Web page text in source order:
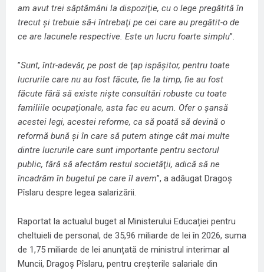
am avut trei săptămâni la dispoziţie, cu o lege pregătită în
trecut şi trebuie să-i întrebaţi pe cei care au pregătit-o de
ce are lacunele respective. Este un lucru foarte simplu”.
”Sunt, într-adevăr, pe post de ţap ispăşitor, pentru toate
lucrurile care nu au fost făcute, fie la timp, fie au fost
făcute fără să existe nişte consultări robuste cu toate
familiile ocupaţionale, asta fac eu acum. Ofer o şansă
acestei legi, acestei reforme, ca să poată să devină o
reformă bună şi în care să putem atinge cât mai multe
dintre lucrurile care sunt importante pentru sectorul
public, fără să afectăm restul societăţii, adică să ne
încadrăm în bugetul pe care îl avem”, a adăugat Dragoş
Pîslaru despre legea salarizării.
Raportat la actualul buget al Ministerului Educației pentru
cheltuieli de personal, de 35,96 miliarde de lei în 2026, suma
de 1,75 miliarde de lei anunțată de ministrul interimar al
Muncii, Dragoș Pîslaru, pentru creșterile salariale din